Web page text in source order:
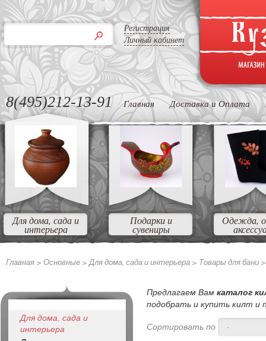
Регистрация
Личный кабинет
8(495)212-13-91 Главная Доставка и Оплата
Для дома, сада и
интерьера
Подарки и
сувениры
Одежда,
Главная > Основные >Для дома, сада и интерьера > Товары для бани
Предлагаем Вам каталог
подобрать и купить килт и
Сортировать по
-
Для дома, сада и
интерьера